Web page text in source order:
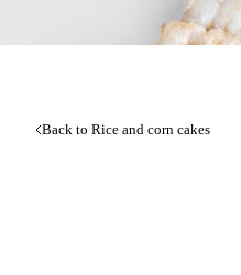
Back to Rice and corn cakes